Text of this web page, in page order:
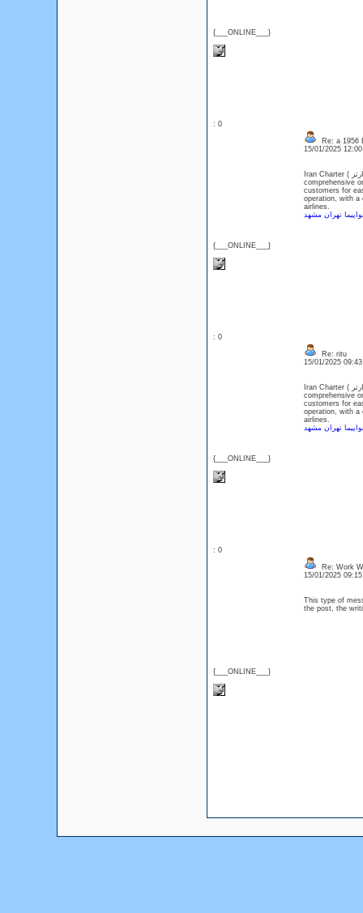
{___ONLINE___}
: 0
{___ONLINE___}
Re: a 1956
15/01/2025
Iran Charter ( ایران چارتر ) is Iran's first online charter and flight ticket purchase system Charter,as the first
comprehensive
customers for
operation, with a
airlines.
تهران مشهد
: 0
{___ONLINE___}
Re: ritu
15/01/2025
Iran Charter ( ایران چارتر ) is Iran's first online charter and flight ticket purchase system Charter,as the first
comprehensive
customers for
operation, with a
airlines.
تهران مشهد
: 0
{___ONLINE___}
Re: Work
15/01/2025
This type of
the post, the